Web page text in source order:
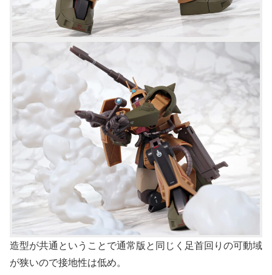
造型が共通ということで通常版と同じく足首回りの可動域
が狭いので接地性は低め。